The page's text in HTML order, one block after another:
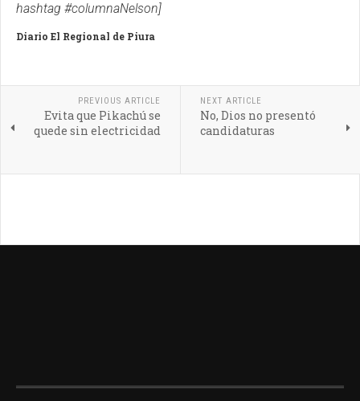
hashtag #columnaNelson]
Diario El Regional de Piura
PREVIOUS ARTICLE
Evita que Pikachú se
quede sin electricidad
NEXT ARTICLE
No, Dios no presentó
candidaturas